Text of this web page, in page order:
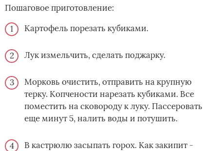
Пошаговое приготовление:
Картофель порезать кубиками.
Лук измельчить, сделать поджарку.
Морковь очистить, отправить на крупную
терку. Копчености нарезать кубиками. Все
поместить на сковороду к луку. Пассеровать
еще минут 5, налить воды и потушить.
В кастрюлю засыпать горох. Как закипит -